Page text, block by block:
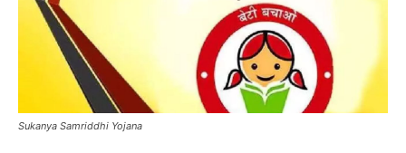
Sukanya Samriddhi Yojana